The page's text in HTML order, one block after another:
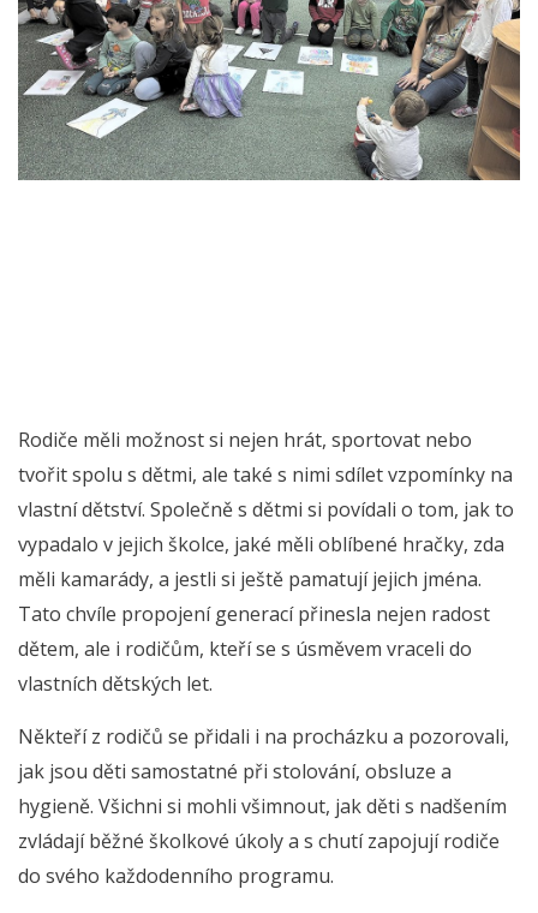
Rodiče měli možnost si nejen hrát, sportovat nebo
tvořit spolu s dětmi, ale také s nimi sdílet vzpomínky na
vlastní dětství. Společně s dětmi si povídali o tom, jak to
vypadalo v jejich školce, jaké měli oblíbené hračky, zda
měli kamarády, a jestli si ještě pamatují jejich jména.
Tato chvíle propojení generací přinesla nejen radost
dětem, ale i rodičům, kteří se s úsměvem vraceli do
vlastních dětských let.
Někteří z rodičů se přidali i na procházku a pozorovali,
jak jsou děti samostatné při stolování, obsluze a
hygieně. Všichni si mohli všimnout, jak děti s nadšením
zvládají běžné školkové úkoly a s chutí zapojují rodiče
do svého každodenního programu.